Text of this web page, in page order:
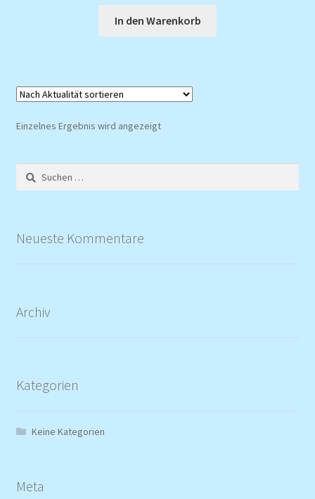
In den Warenkorb
Einzelnes Ergebnis wird angezeigt
Suchen
nach:
Neueste Kommentare
Archiv
Kategorien
Keine Kategorien
Meta